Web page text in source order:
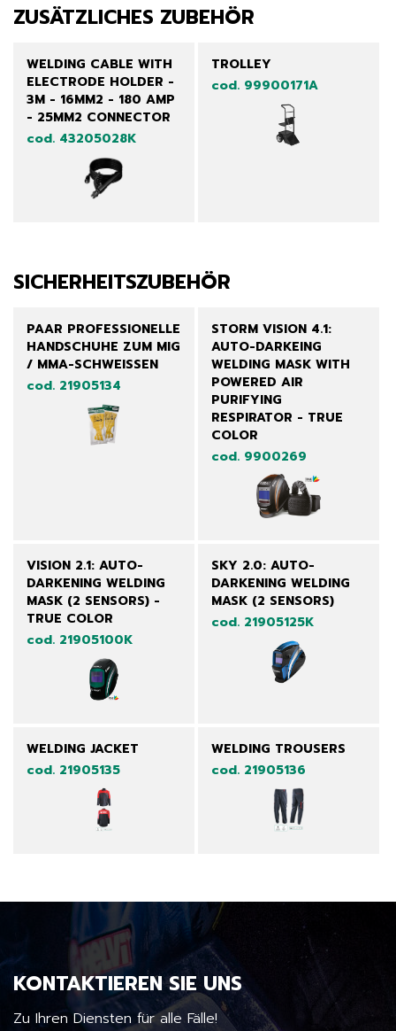
ZUSÄTZLICHES ZUBEHÖR
WELDING CABLE WITH
ELECTRODE HOLDER -
3M - 16MM2 - 180 AMP
- 25MM2 CONNECTOR
cod. 43205028K
TROLLEY
cod. 99900171A
SICHERHEITSZUBEHÖR
PAAR PROFESSIONELLE
HANDSCHUHE ZUM MIG
/ MMA-SCHWEISSEN
cod. 21905134
STORM VISION 4.1:
AUTO-DARKEING
WELDING MASK WITH
POWERED AIR
PURIFYING
RESPIRATOR - TRUE
COLOR
cod. 9900269
VISION 2.1: AUTO-
DARKENING WELDING
MASK (2 SENSORS) -
TRUE COLOR
cod. 21905100K
SKY 2.0: AUTO-
DARKENING WELDING
MASK (2 SENSORS)
cod. 21905125K
WELDING JACKET
cod. 21905135
WELDING TROUSERS
cod. 21905136
KONTAKTIEREN SIE UNS
Zu Ihren Diensten für alle Fälle!